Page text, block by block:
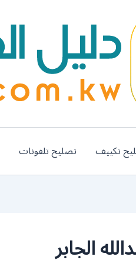
تكييف تصليح تلفونات
الجابر